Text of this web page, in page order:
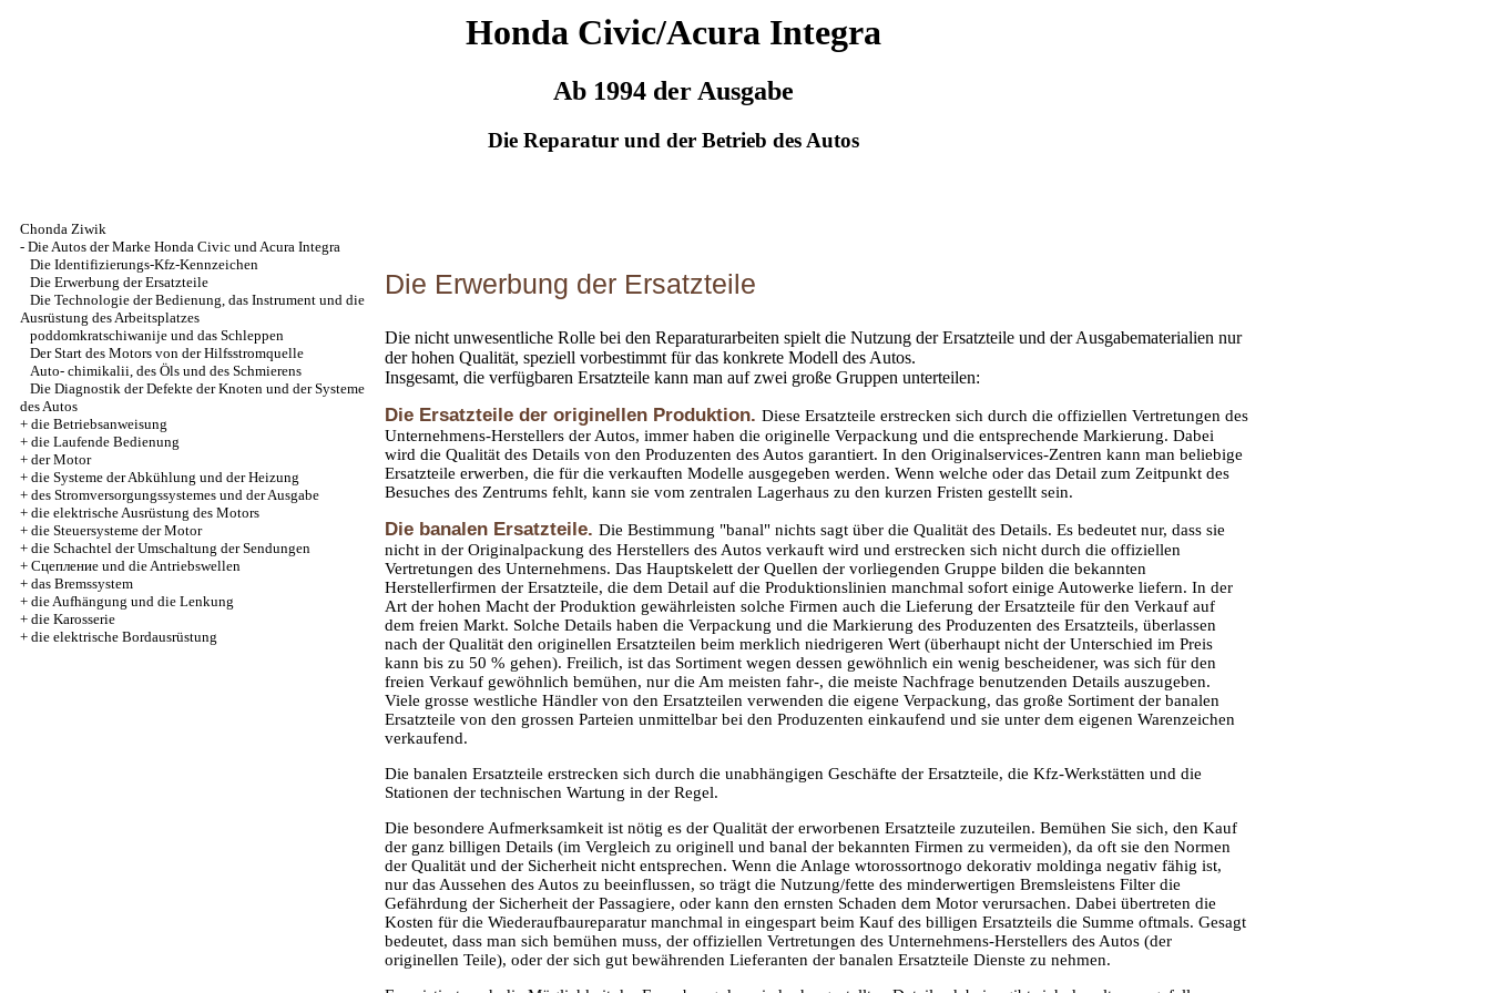
Honda Civic/Acura Integra
Ab 1994 der Ausgabe
Die Reparatur und der Betrieb des Autos
Chonda Ziwik
- Die Autos der Marke Honda Civic und Acura Integra
Die Identifizierungs-Kfz-Kennzeichen
Die Erwerbung der Ersatzteile
Die Technologie der Bedienung, das Instrument und die
Ausrüstung des Arbeitsplatzes
poddomkratschiwanije und das Schleppen
Der Start des Motors von der Hilfsstromquelle
Auto- chimikalii, des Öls und des Schmierens
Die Diagnostik der Defekte der Knoten und der Systeme
des Autos
+ die Betriebsanweisung
+ die Laufende Bedienung
+ der Motor
+ die Systeme der Abkühlung und der Heizung
+ des Stromversorgungssystemes und der Ausgabe
+ die elektrische Ausrüstung des Motors
+ die Steuersysteme der Motor
+ die Schachtel der Umschaltung der Sendungen
+ Cцепление und die Antriebswellen
+ das Bremssystem
+ die Aufhängung und die Lenkung
+ die Karosserie
+ die elektrische Bordausrüstung
Die Erwerbung der Ersatzteile
Die nicht unwesentliche Rolle bei den Reparaturarbeiten spielt die Nutzung der Ersatzteile und der Ausgabematerialien nur
der hohen Qualität, speziell vorbestimmt für das konkrete Modell des Autos.
Insgesamt, die verfügbaren Ersatzteile kann man auf zwei große Gruppen unterteilen:
Die Ersatzteile der originellen Produktion. Diese Ersatzteile erstrecken sich durch die offiziellen Vertretungen des
Unternehmens-Herstellers der Autos, immer haben die originelle Verpackung und die entsprechende Markierung. Dabei
wird die Qualität des Details von den Produzenten des Autos garantiert. In den Originalservices-Zentren kann man beliebige
Ersatzteile erwerben, die für die verkauften Modelle ausgegeben werden. Wenn welche oder das Detail zum Zeitpunkt des
Besuches des Zentrums fehlt, kann sie vom zentralen Lagerhaus zu den kurzen Fristen gestellt sein.
Die banalen Ersatzteile. Die Bestimmung "banal" nichts sagt über die Qualität des Details. Es bedeutet nur, dass sie
nicht in der Originalpackung des Herstellers des Autos verkauft wird und erstrecken sich nicht durch die offiziellen
Vertretungen des Unternehmens. Das Hauptskelett der Quellen der vorliegenden Gruppe bilden die bekannten
Herstellerfirmen der Ersatzteile, die dem Detail auf die Produktionslinien manchmal sofort einige Autowerke liefern. In der
Art der hohen Macht der Produktion gewährleisten solche Firmen auch die Lieferung der Ersatzteile für den Verkauf auf
dem freien Markt. Solche Details haben die Verpackung und die Markierung des Produzenten des Ersatzteils, überlassen
nach der Qualität den originellen Ersatzteilen beim merklich niedrigeren Wert (überhaupt nicht der Unterschied im Preis
kann bis zu 50 % gehen). Freilich, ist das Sortiment wegen dessen gewöhnlich ein wenig bescheidener, was sich für den
freien Verkauf gewöhnlich bemühen, nur die Am meisten fahr-, die meiste Nachfrage benutzenden Details auszugeben.
Viele grosse westliche Händler von den Ersatzteilen verwenden die eigene Verpackung, das große Sortiment der banalen
Ersatzteile von den grossen Parteien unmittelbar bei den Produzenten einkaufend und sie unter dem eigenen Warenzeichen
verkaufend.
Die banalen Ersatzteile erstrecken sich durch die unabhängigen Geschäfte der Ersatzteile, die Kfz-Werkstätten und die
Stationen der technischen Wartung in der Regel.
Die besondere Aufmerksamkeit ist nötig es der Qualität der erworbenen Ersatzteile zuzuteilen. Bemühen Sie sich, den Kauf
der ganz billigen Details (im Vergleich zu originell und banal der bekannten Firmen zu vermeiden), da oft sie den Normen
der Qualität und der Sicherheit nicht entsprechen. Wenn die Anlage wtorossortnogo dekorativ moldinga negativ fähig ist,
nur das Aussehen des Autos zu beeinflussen, so trägt die Nutzung/fette des minderwertigen Bremsleistens Filter die
Gefährdung der Sicherheit der Passagiere, oder kann den ernsten Schaden dem Motor verursachen. Dabei übertreten die
Kosten für die Wiederaufbaureparatur manchmal in eingespart beim Kauf des billigen Ersatzteils die Summe oftmals. Gesagt
bedeutet, dass man sich bemühen muss, der offiziellen Vertretungen des Unternehmens-Herstellers des Autos (der
originellen Teile), oder der sich gut bewährenden Lieferanten der banalen Ersatzteile Dienste zu nehmen.